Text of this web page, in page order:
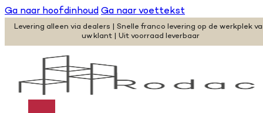
Ga naar hoofdinhoudGa naar voettekst
Levering alleen via dealers | Snelle franco levering op de werkplek
uw klant | Uit voorraad leverbaar